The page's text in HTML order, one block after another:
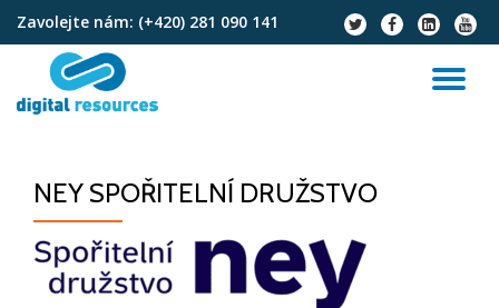
Přeskočit
obsah
Zavolejte nám: (+420) 281 090 141
fa-
twitter
fa-
facebook
fa-
linkedin-
square
fa-
NEY SPOŘITELNÍ DRUŽSTVO